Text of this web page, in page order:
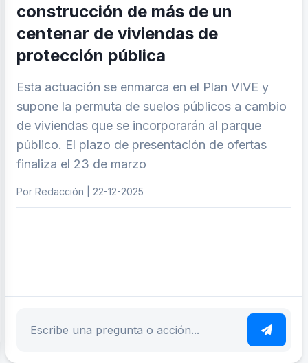
construcción de más de un
centenar de viviendas de
protección pública
Esta actuación se enmarca en el Plan VIVE y
supone la permuta de suelos públicos a cambio
de viviendas que se incorporarán al parque
público. El plazo de presentación de ofertas
finaliza el 23 de marzo
Por Redacción | 22-12-2025
Escribe tu pregunta